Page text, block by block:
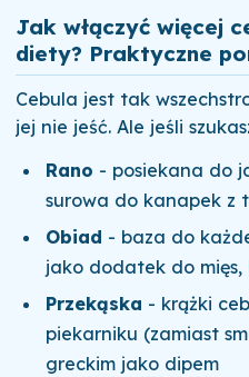
Jak włączyć więcej
diety? Praktyczne
Cebula jest tak
jej nie jeść. Ale jeśli
Rano - posiekana do
surowa do kanapek z
Obiad - baza do
jako dodatek do mięs,
Przekąska - krążki
piekarniku (zamiast
greckim jako dipem